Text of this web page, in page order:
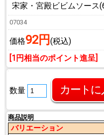
宋家・宮殿ビビムソース
07034
価格92円 (税込)
[1円相当のポイント進呈]
数量
商品説明
バリエーション